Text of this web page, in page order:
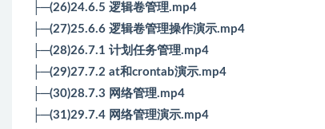
├─(26)24.6.5 逻辑卷管理.mp4
├─(27)25.6.6 逻辑卷管理操作演示.mp4
├─(28)26.7.1 计划任务管理.mp4
├─(29)27.7.2 at和crontab演示.mp4
├─(30)28.7.3 网络管理.mp4
├─(31)29.7.4 网络管理演示.mp4